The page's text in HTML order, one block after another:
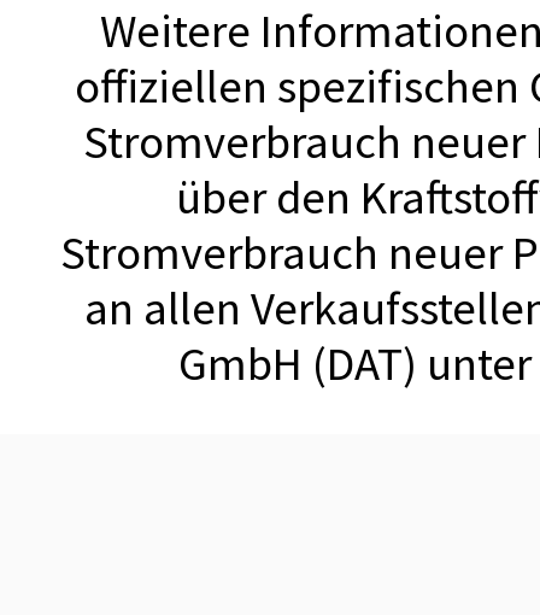
Weitere
offiziellen spezifischen
Stromverbrauch
über den
Stromverbrauch neuer
an allen
GmbH (DAT) unter